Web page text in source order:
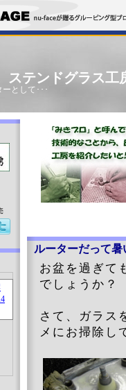
ステンドグラス工
として･･･
ルーターだって暑
お盆を過ぎて
でしょうか？
さて、ガラス
メにお掃除し